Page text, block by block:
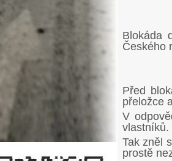
Blokáda
Českého
Před
přeložce
V
vlastníků.
Tak zněl
prostě